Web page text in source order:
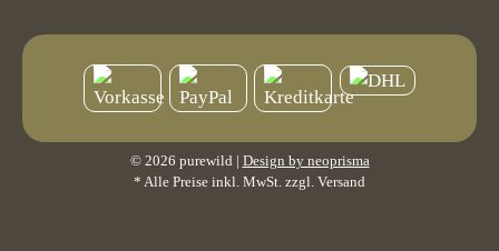
© 2026 purewild | Design by neoprisma
* Alle Preise inkl. MwSt. zzgl. Versand